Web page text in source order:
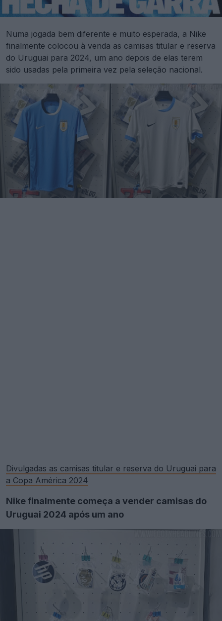
Numa jogada bem diferente e muito esperada, a Nike
finalmente colocou à venda as camisas titular e reserva
do Uruguai para 2024, um ano depois de elas terem
sido usadas pela primeira vez pela seleção nacional.
Divulgadas as camisas titular e reserva do Uruguai para
a Copa América 2024
Nike finalmente começa a vender camisas do
Uruguai 2024 após um ano